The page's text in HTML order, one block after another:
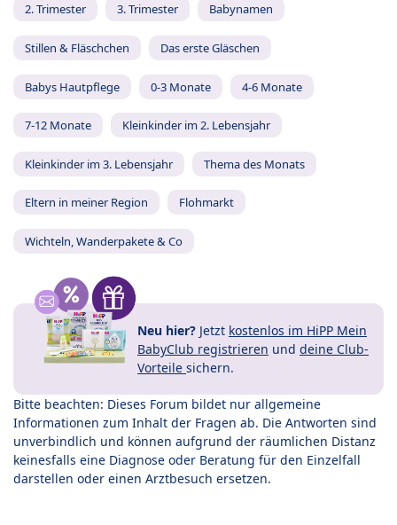
2. Trimester 3. Trimester Babynamen
Stillen & Fläschchen Das erste Gläschen
Babys Hautpflege 0-3 Monate 4-6 Monate
7-12 Monate Kleinkinder im 2. Lebensjahr
Kleinkinder im 3. Lebensjahr Thema des Monats
Eltern in meiner Region Flohmarkt
Wichteln, Wanderpakete & Co
Neu hier? Jetzt kostenlos im HiPP Mein
BabyClub registrieren und deine Club-
Vorteile sichern.
Bitte beachten: Dieses Forum bildet nur allgemeine
Informationen zum Inhalt der Fragen ab. Die Antworten sind
unverbindlich und können aufgrund der räumlichen Distanz
keinesfalls eine Diagnose oder Beratung für den Einzelfall
darstellen oder einen Arztbesuch ersetzen.